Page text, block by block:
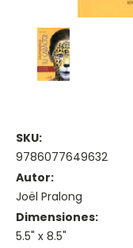
SKU:
9786077649632
Autor:
Joël Pralong
Dimensiones:
5.5" x 8.5"